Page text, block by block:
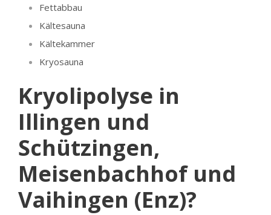
Fettabbau
Kältesauna
Kältekammer
Kryosauna
Kryolipolyse in
Illingen und
Schützingen,
Meisenbachhof und
Vaihingen (Enz)?